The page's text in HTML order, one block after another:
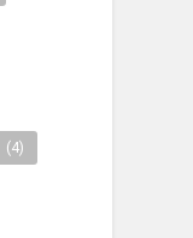
(4)